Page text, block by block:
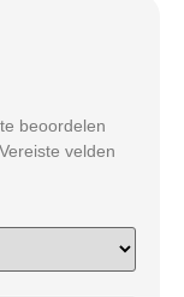
beoordelen
Vereiste velden